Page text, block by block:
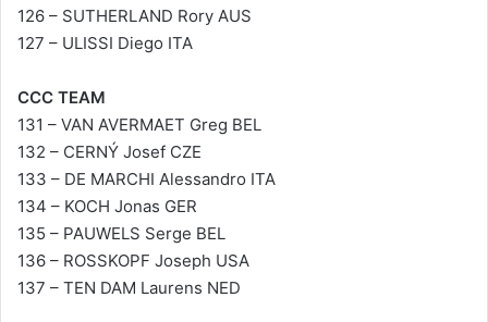
126 – SUTHERLAND Rory AUS
127 – ULISSI Diego ITA
CCC TEAM
131 – VAN AVERMAET Greg BEL
132 – CERNÝ Josef CZE
133 – DE MARCHI Alessandro ITA
134 – KOCH Jonas GER
135 – PAUWELS Serge BEL
136 – ROSSKOPF Joseph USA
137 – TEN DAM Laurens NED